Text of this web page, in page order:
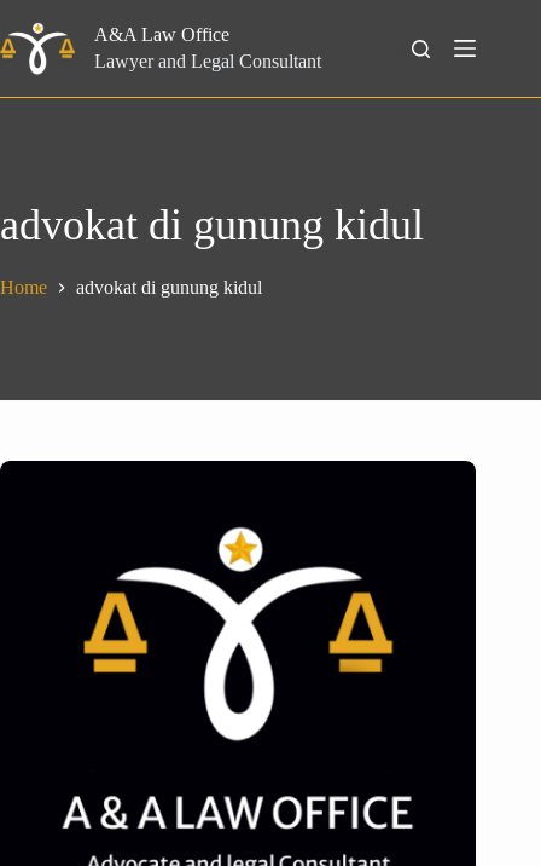
to
content
A&A Law Office
Lawyer and Legal Consultant
Search
advokat di gunung kidul
Home advokat di gunung kidul